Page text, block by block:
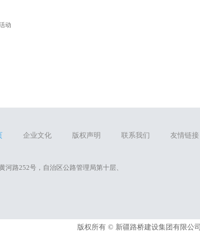
动
企业文化 版权声明 联系我们 友情链接
路252号，自治区公路管理局第十层、
版权所有 © 新疆路桥建设集团有限公司